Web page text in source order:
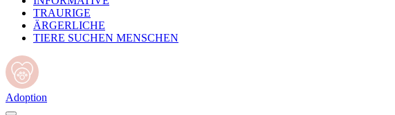
TRAURIGE
ÄRGERLICHE
TIERE SUCHEN MENSCHEN
Adoption